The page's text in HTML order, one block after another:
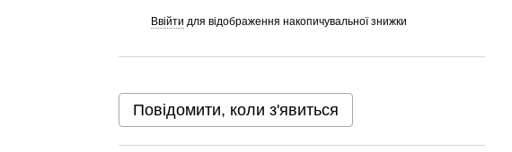
Ввійти для відображення накопичувальної знижки
Повідомити, коли з'явиться